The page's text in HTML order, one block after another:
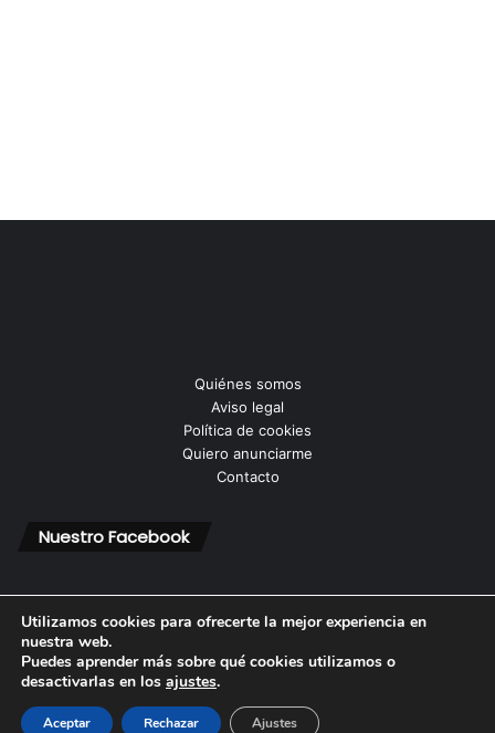
Quiénes somos
Aviso legal
Política de cookies
Quiero anunciarme
Contacto
Nuestro Facebook
© Copyright 2026, Todos los derechos reservados |
Utilizamos cookies para ofrecerte la mejor experiencia en
nuestra web.
Puedes aprender más sobre qué cookies utilizamos o
desactivarlas en los ajustes.
Aceptar Rechazar Ajustes